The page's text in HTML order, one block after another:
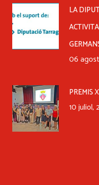
LA
06
PREMIS
10 juliol,